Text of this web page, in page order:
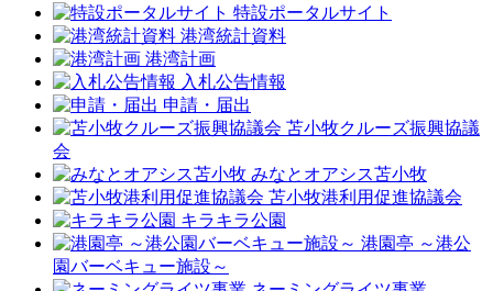
特設ポータルサイト
港湾統計資料
港湾計画
入札公告情報
申請・届出
苫小牧クルーズ振興協議
会
みなとオアシス苫小牧
苫小牧港利用促進協議会
キラキラ公園
港園亭 ～港公
園バーベキュー施設～